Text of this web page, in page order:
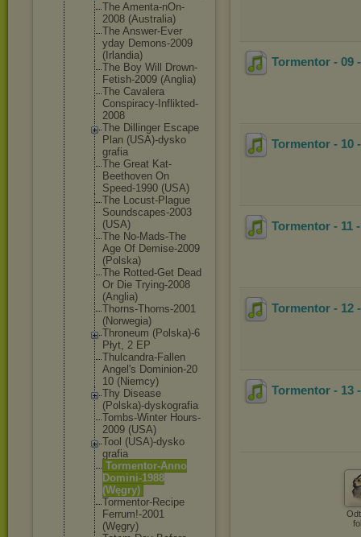
The Amenta-nOn-
2008 (Australia)
The Answer-Ever
yday Demons-2009
(Irlandia)
The Boy Will Drown-
Fetis h-2009 (Anglia)
The Cavalera
Conspiracy- Inflikted-
2008
The Dillinger Escape
Plan (USA)-dysko
grafia
The Great Kat-
Beethoven On
Speed-1990 (USA)
The Locust-Plague
Soundscapes-2003
(USA)
The No-Mads-The
Age Of Demise-2009
(Polska)
The Rotted-Get Dead
Or Die Trying-2008
(Anglia)
Thorns-Thorns-2001
(Norwegia)
Throneum (Polska)-6
Płyt, 2 EP
Thulcandra-Fallen
Angel's Dominion-20
10 (Niemcy)
Thy Disease
(Polska)-dyskografia
Tombs-Winter Hours-
2009 (USA)
Tool (USA)-dysko
grafia
Tormentor-Anno
Domini-1988
(Węgry)
Tormentor-Recipe
Ferrum!-2001
(Węgry)
Tormentor - 09
Tormentor - 10
Tormentor - 11
Tormentor - 12
Tormentor - 13